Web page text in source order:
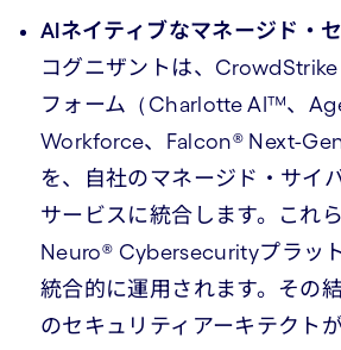
AIネイティブなマネージド・
コグニザントは、
フォーム（Charlotte AI™、
Workforce、Falcon® Next-Gen
を、自社のマネージド・サイ
サービスに統合します。これ
Neuro® Cybersecurityプラッ
統合的に運用されます。その
のセキュリティアーキテクト